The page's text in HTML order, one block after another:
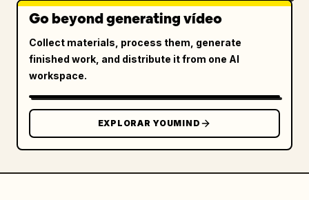
Go beyond generating vídeo
Collect materials, process them, generate
finished work, and distribute it from one AI
workspace.
EXPLORAR YOUMIND